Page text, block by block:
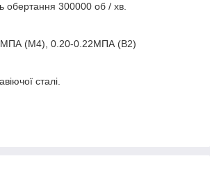
обертання 300000 об / хв.
(M4), 0.20-0.22МПА (B2)
сталі.